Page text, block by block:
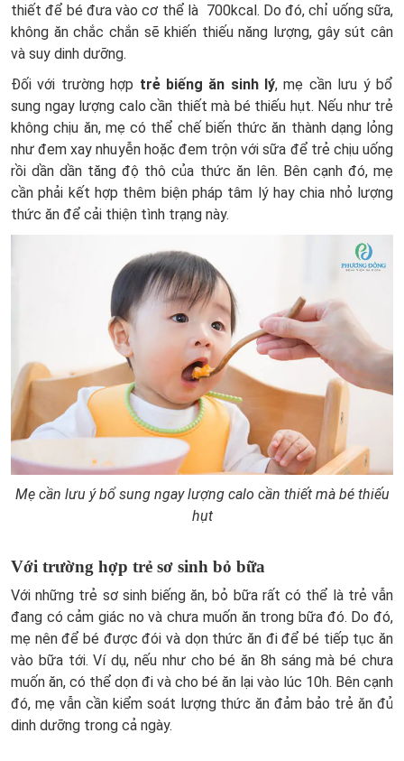
thiết để bé đưa vào cơ thể là 700kcal. Do đó, chỉ uống sữa,
không ăn chắc chắn sẽ khiến thiếu năng lượng, gây sút cân
và suy dinh dưỡng.
Đối với trường hợp trẻ biếng ăn sinh lý, mẹ cần lưu ý bổ
sung ngay lượng calo cần thiết mà bé thiếu hụt. Nếu như trẻ
không chịu ăn, mẹ có thể chế biến thức ăn thành dạng lỏng
như đem xay nhuyễn hoặc đem trộn với sữa để trẻ chịu uống
rồi dần dần tăng độ thô của thức ăn lên. Bên cạnh đó, mẹ
cần phải kết hợp thêm biện pháp tâm lý hay chia nhỏ lượng
thức ăn để cải thiện tình trạng này.
Mẹ cần lưu ý bổ sung ngay lượng calo cần thiết mà bé thiếu
hụt
Với trường hợp trẻ sơ sinh bỏ bữa
Với những trẻ sơ sinh biếng ăn, bỏ bữa rất có thể là trẻ vẫn
đang có cảm giác no và chưa muốn ăn trong bữa đó. Do đó,
mẹ nên để bé được đói và dọn thức ăn đi để bé tiếp tục ăn
vào bữa tới. Ví dụ, nếu như cho bé ăn 8h sáng mà bé chưa
muốn ăn, có thể dọn đi và cho bé ăn lại vào lúc 10h. Bên cạnh
đó, mẹ vẫn cần kiểm soát lượng thức ăn đảm bảo trẻ ăn đủ
dinh dưỡng trong cả ngày.